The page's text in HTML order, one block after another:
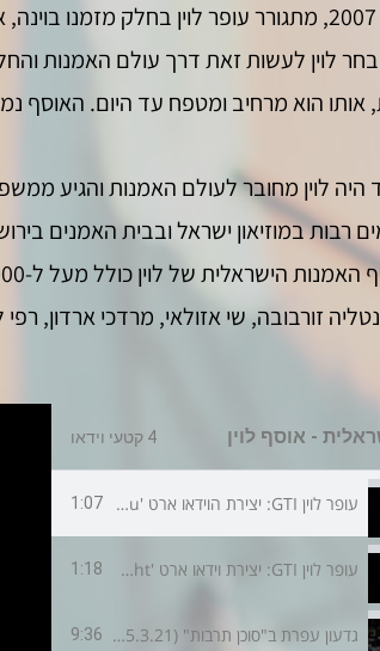
החל משנת 2007, מתגורר עופר לוין בחלק
אותו הוא מרחיב ומטפח עד היום. האוסף
היה לוין מחובר לעולם האמנות והגיע
רבות במוזיאון ישראל ובבית האמנים
זורבובה, שי אזולאי, מרדכי ארדון, רפי
- אוסף לוין 4 קטעי וידאו
עופר לוין GTI: יצירת הוידאו ארט 'Amaterasu' של האמנית עדן אורבך עפרת 1:07
עופר לוין GTI: יצירת וידאו ארט 'Starry Night' של האמנית עדן אורבך עפרת 1:18
גדעון עפרת ב"סוכן תרבות" (5.3.21) לרגל פרסום ספרו החדש "אוצֵר-גרילה" 9:36